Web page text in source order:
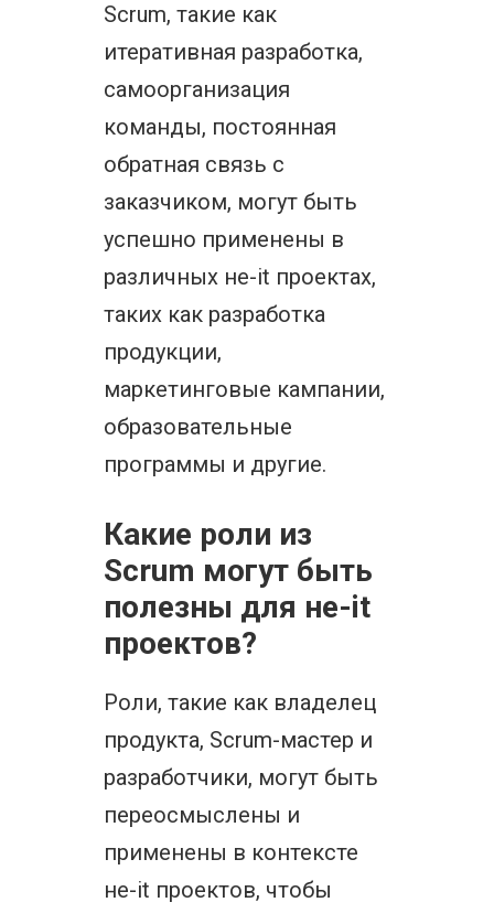
Scrum, такие как
итеративная разработка,
самоорганизация
команды, постоянная
обратная связь с
заказчиком, могут быть
успешно применены в
различных не-it проектах,
таких как разработка
продукции,
маркетинговые кампании,
образовательные
программы и другие.
Какие роли из
Scrum могут быть
полезны для не-it
проектов?
Роли, такие как владелец
продукта, Scrum-мастер и
разработчики, могут быть
переосмыслены и
применены в контексте
не-it проектов, чтобы